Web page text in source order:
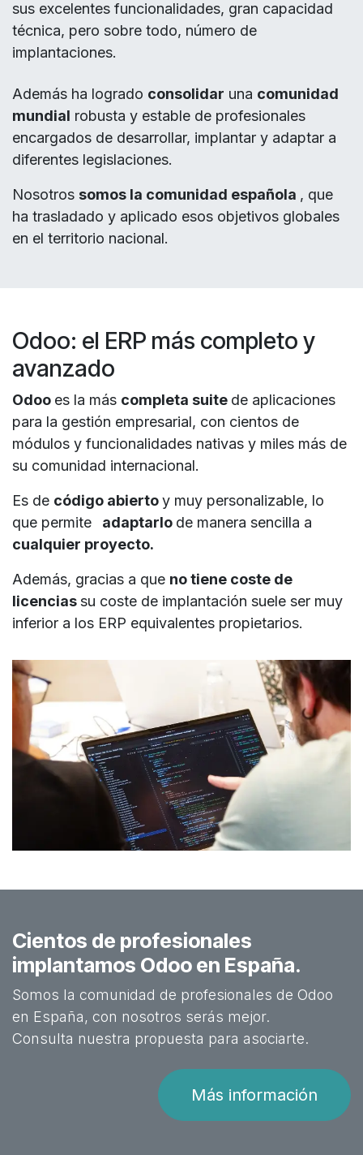
sus excelentes funcionalidades, gran capacidad
técnica, pero sobre todo, número de
implantaciones.
Además ha logrado consolidar una comunidad
mundial robusta y estable de profesionales
encargados de desarrollar, implantar y adaptar a
diferentes legislaciones.
Nosotros somos la comunidad española , que
ha trasladado y aplicado esos objetivos globales
en el territorio nacional.
Odoo: el ERP más completo y
avanzado
Odoo es la más completa suite de aplicaciones
para la gestión empresarial, con cientos de
módulos y funcionalidades nativas y miles más de
su comunidad internacional.
Es de código abiertoy muy personalizable, lo
que permite
adaptarlo de manera sencilla a
cualquier proyecto.
Además, gracias a que no tiene coste de
licenciassu coste de implantación suele ser muy
inferior a los ERP equivalentes propietarios.
Cientos de profesionales
implantamos Odoo en España.
Somos la comunidad de profesionales de Odoo
en España, con nosotros serás mejor.
Consulta nuestra propuesta para asociarte.
Más información